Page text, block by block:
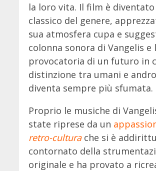
la loro vita. Il film è
classico del genere,
sua atmosfera cupa e
colonna sonora di Vangelis e
provocatoria di un futuro in
distinzione tra umani e
diventa sempre più sfumata.
Proprio le musiche di
state riprese da un
retro-culturache si è
contornato della
originale e ha provato a